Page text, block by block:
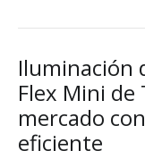
Iluminación
Flex Mini de
mercado
eficiente